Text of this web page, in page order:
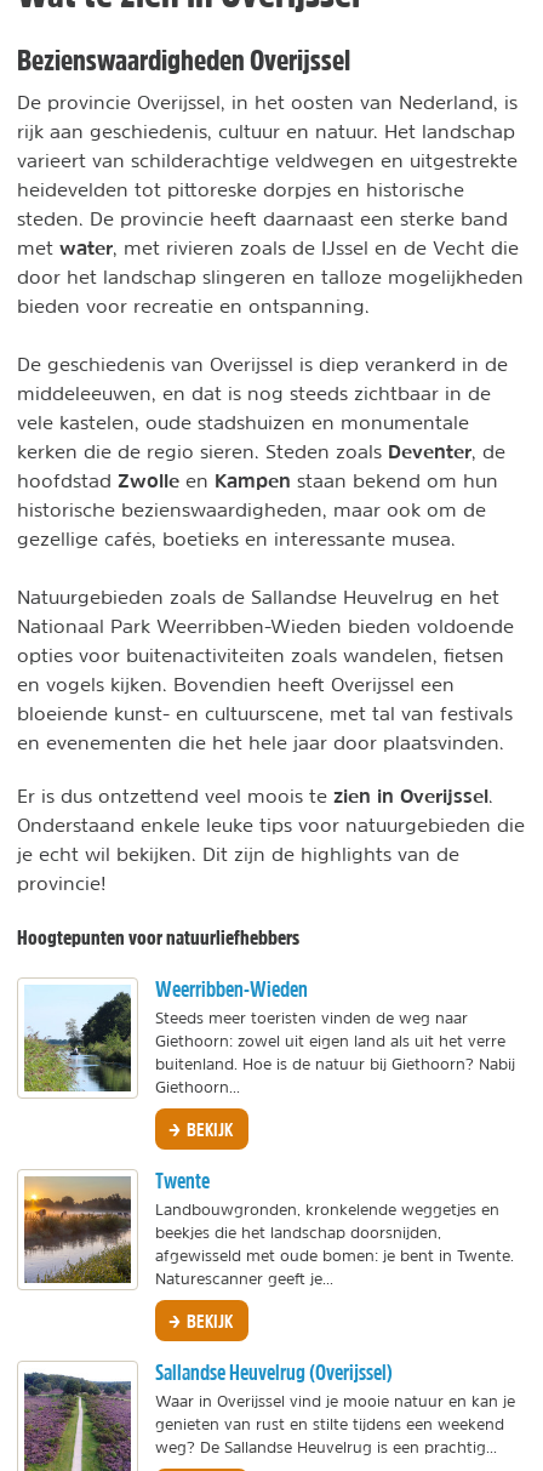
Bezienswaardigheden Overijssel
De provincie Overijssel, in het oosten van Nederland, is
rijk aan geschiedenis, cultuur en natuur. Het landschap
varieert van schilderachtige veldwegen en uitgestrekte
heidevelden tot pittoreske dorpjes en historische
steden. De provincie heeft daarnaast een sterke band
met water , met rivieren zoals de IJssel en de Vecht die
door het landschap slingeren en talloze mogelijkheden
bieden voor recreatie en ontspanning.
De geschiedenis van Overijssel is diep verankerd in de
middeleeuwen, en dat is nog steeds zichtbaar in de
vele kastelen, oude stadshuizen en monumentale
kerken die de regio sieren. Steden zoals Deventer , de
hoofdstad Zwolle en Kampen staan bekend om hun
historische bezienswaardigheden, maar ook om de
gezellige cafés, boetieks en interessante musea.
Natuurgebieden zoals de Sallandse Heuvelrug en het
Nationaal Park Weerribben-Wieden bieden voldoende
opties voor buitenactiviteiten zoals wandelen, fietsen
en vogels kijken. Bovendien heeft Overijssel een
bloeiende kunst- en cultuurscene, met tal van festivals
en evenementen die het hele jaar door plaatsvinden.
Er is dus ontzettend veel moois te zien in Overijssel
Onderstaand enkele leuke tips voor natuurgebieden die
je echt wil bekijken. Dit zijn de highlights van de
provincie!
Hoogtepunten voor natuurliefhebbers
Weerribben-Wieden
Steeds meer toeristen vinden de weg naar
Giethoorn: zowel uit eigen land als uit het verre
buitenland. Hoe is de natuur bij Giethoorn? Nabij
Giethoorn...
BEKIJK
Twente
Landbouwgronden, kronkelende weggetjes en
beekjes die het landschap doorsnijden,
afgewisseld met oude bomen: je bent in Twente.
Naturescanner geeft je...
BEKIJK
Sallandse Heuvelrug (Overijssel)
Waar in Overijssel vind je mooie natuur en kan je
genieten van rust en stilte tijdens een weekend
weg? De Sallandse Heuvelrug is een prachtig...